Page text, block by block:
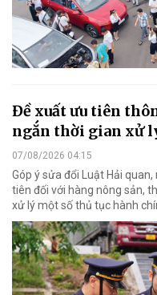
Đề xuất ưu tiên
ngắn thời gian xử
07/08/2026 04:15
Góp ý sửa đổi Luật Hải
tiên đối với hàng nông sản,
xử lý một số thủ tục hành